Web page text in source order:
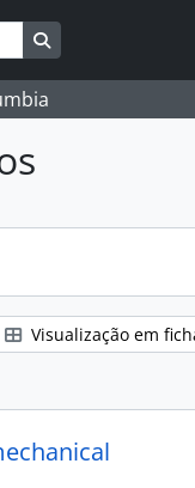
Search in browse
Visualização em